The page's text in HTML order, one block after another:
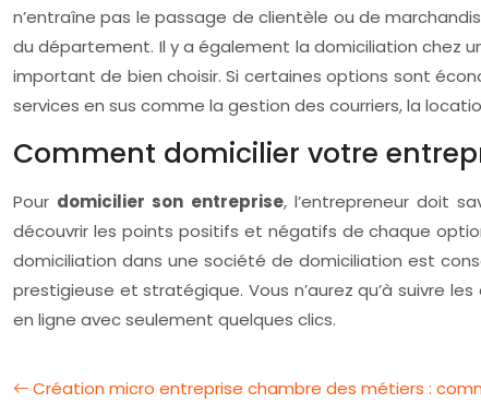
n’entraîne pas le passage de clientèle ou de
du département. Il y a également la domiciliation chez
important de bien choisir. Si certaines options sont
services en sus comme la gestion des courriers, la
Comment domicilier votre
Pour domicilier son entreprise, l’entrepreneur doit
découvrir les points positifs et négatifs de chaque
domiciliation dans une société de domiciliation est
prestigieuse et stratégique. Vous n’aurez qu’à suivre
en ligne avec seulement quelques clics.
Création micro entreprise chambre des métiers :